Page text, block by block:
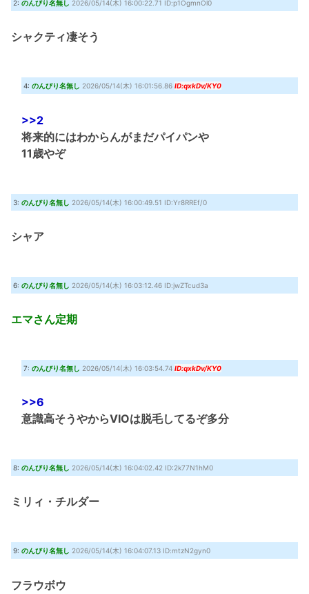
2: のんびり名無し 2026/05/14(木) 16:00:22.71 ID:p1OgmnOl0
シャクティ凄そう
4: のんびり名無し 2026/05/14(木) 16:01:56.86 ID:qxkDv/KY0
>>2
将来的にはわからんがまだパイパンや
11歳やぞ
3: のんびり名無し 2026/05/14(木) 16:00:49.51 ID:Yr8RREf/0
シャア
6: のんびり名無し 2026/05/14(木) 16:03:12.46 ID:jwZTcud3a
エマさん定期
7: のんびり名無し 2026/05/14(木) 16:03:54.74 ID:qxkDv/KY0
>>6
意識高そうやからVIOは脱毛してるぞ多分
8: のんびり名無し 2026/05/14(木) 16:04:02.42 ID:2k77N1hM0
ミリィ・チルダー
9: のんびり名無し 2026/05/14(木) 16:04:07.13 ID:mtzN2gyn0
フラウボウ